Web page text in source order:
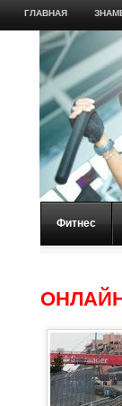
ГЛАВНАЯ
Фитнес